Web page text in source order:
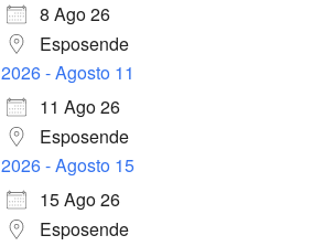
8 Ago 26
Esposende
2026 - Agosto 11
11 Ago 26
Esposende
2026 - Agosto 15
15 Ago 26
Esposende